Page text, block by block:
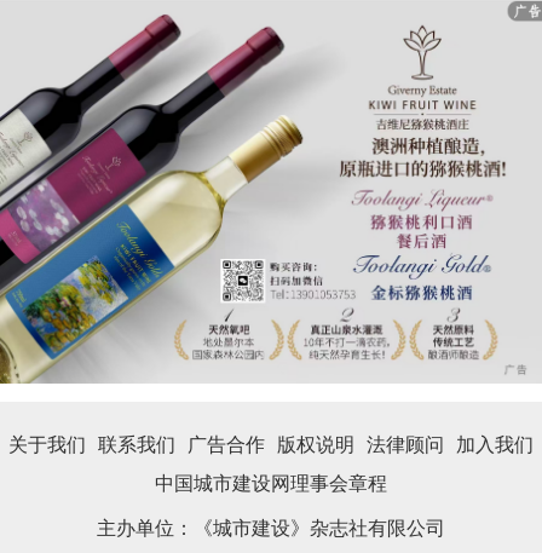
关于我们 联系我们 广告合作 版权说明 法律顾问
加入我们
中国城市建设网理事会章程
主办单位：《城市建设》杂志社有限公司